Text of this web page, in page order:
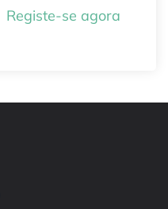
Registe-se agora